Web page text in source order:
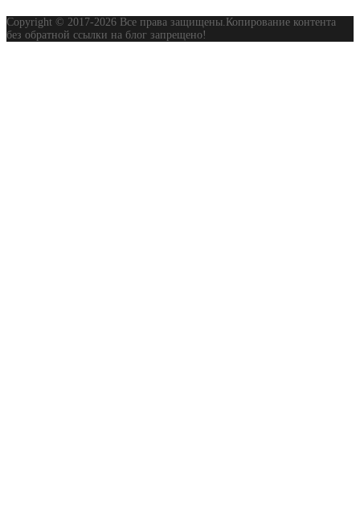
Copyright © 2017-2026 Все права защищены.Копирование контента
без обратной ссылки на блог запрещено!